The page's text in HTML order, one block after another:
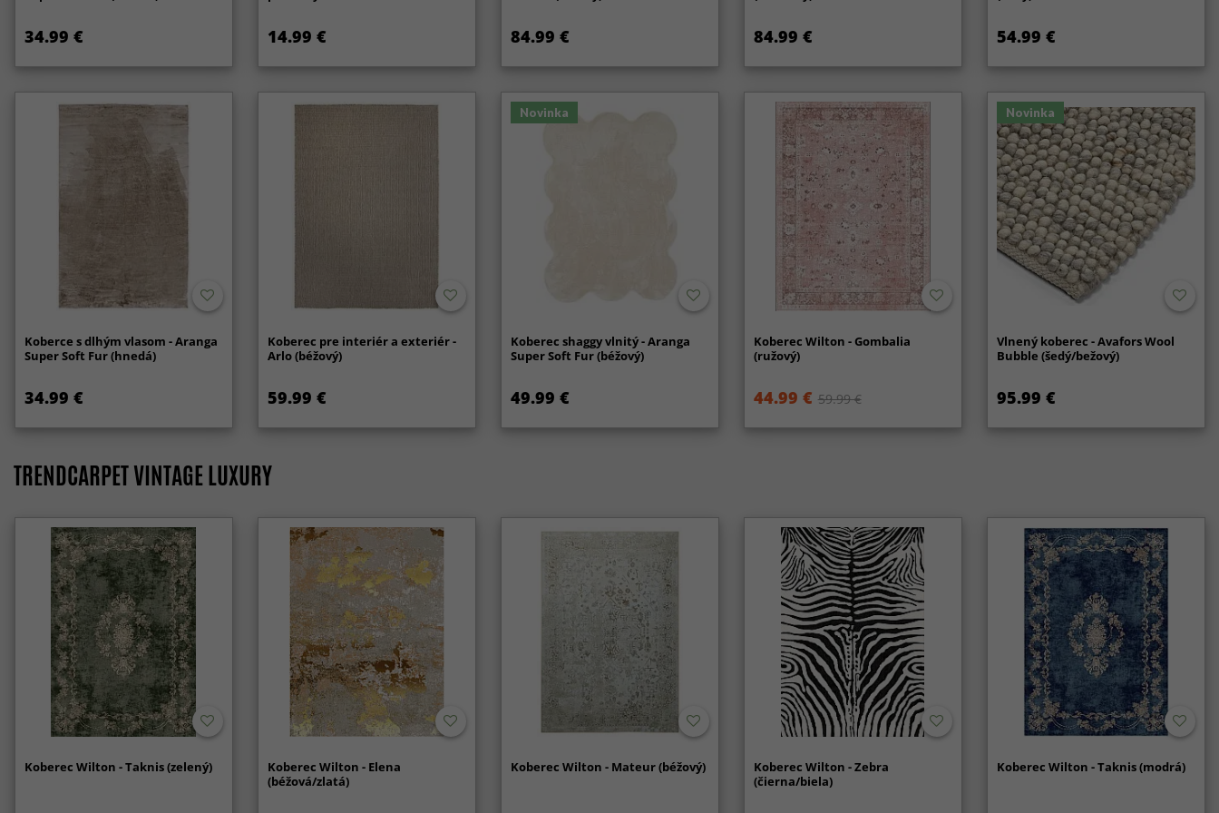
34.99 € 14.99 € 84.99 € 84.99 € 54.99 €
Koberce s dlhým vlasom - Aranga
Super Soft Fur (hnedá)
34.99 €
Koberec pre interiér a exteriér -
Arlo (béžový)
59.99 €
Novinka
Koberec shaggy vlnitý - Aranga
Super Soft Fur (béžový)
49.99 €
Koberec Wilton - Gombalia
(ružový)
44.99 € 59.99 €
Novinka
Vlnený koberec - Avafors Wool
Bubble (šedý/bežový)
95.99 €
TRENDCARPET VINTAGE LUXURY
Koberec Wilton - Taknis (zelený)
Koberec Wilton - Elena
(béžová/zlatá)
Koberec Wilton - Mateur (béžový)
Koberec Wilton - Zebra
(čierna/biela)
Koberec Wilton - Taknis (modrá)